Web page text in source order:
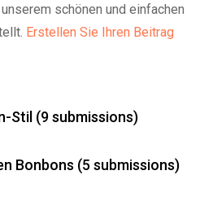
schönen und einfachen
Erstellen Sie Ihren Beitrag
Stil (9 submissions)
Bonbons (5 submissions)